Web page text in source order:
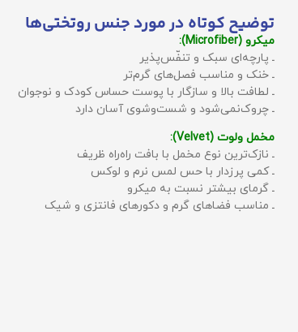
توضیح کوتاه در مورد جنس روتختی‌ها
میکرو (Microfiber):
ـ پارچه‌ای سبک و تنفّس‌پذیر
ـ خنک و مناسب فصل‌های گرم‌تر
ـ لطافت بالا و سازگار با پوست حساس کودک و نوجوان
ـ چروک‌نمی‌شود و شست‌وشوی آسان دارد
مخمل ولوت (Velvet):
ـ نازک‌ترین نوع مخمل با بافت راه‌راه ظریف
ـ کمی پرزدار با حس لمس نرم و لوکس
ـ گرمای بیشتر نسبت به میکرو
ـ مناسب فضاهای گرم و دکورهای فانتزی و شیک